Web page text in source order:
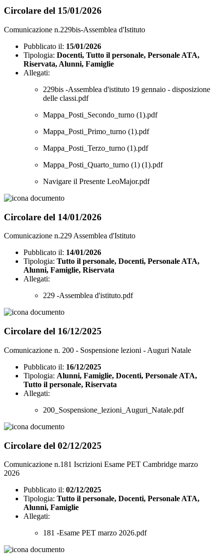
Circolare del 15/01/2026
Comunicazione n.229bis-Assemblea d'Istituto
Pubblicato il: 15/01/2026
Tipologia: Docenti, Tutto il personale, Personale ATA,
Riservata, Alunni, Famiglie
Allegati:
229bis -Assemblea d'istituto 19 gennaio - disposizione
delle classi.pdf
Mappa_Posti_Secondo_turno (1).pdf
Mappa_Posti_Primo_turno (1).pdf
Mappa_Posti_Terzo_turno (1).pdf
Mappa_Posti_Quarto_turno (1) (1).pdf
Navigare il Presente LeoMajor.pdf
Circolare del 14/01/2026
Comunicazione n.229 Assemblea d'Istituto
Pubblicato il: 14/01/2026
Tipologia: Tutto il personale, Docenti, Personale ATA,
Alunni, Famiglie, Riservata
Allegati:
229 -Assemblea d'istituto.pdf
Circolare del 16/12/2025
Comunicazione n. 200 - Sospensione lezioni - Auguri Natale
Pubblicato il: 16/12/2025
Tipologia: Alunni, Famiglie, Docenti, Personale ATA,
Tutto il personale, Riservata
Allegati:
200_Sospensione_lezioni_Auguri_Natale.pdf
Circolare del 02/12/2025
Comunicazione n.181 Iscrizioni Esame PET Cambridge marzo
2026
Pubblicato il: 02/12/2025
Tipologia: Tutto il personale, Docenti, Personale ATA,
Alunni, Famiglie
Allegati:
181 -Esame PET marzo 2026.pdf